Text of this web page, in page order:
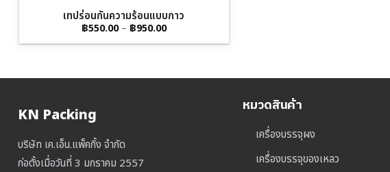
เทปร่อนกันความร้อนแบบกาว
฿550.00 – ฿950.00Price
฿550.00
KN Packing
บริษัท เค.เอ็น.แพ็คกิ้ง จำกัด
ก่อตั้งเมื่อวันที่ 3 มกราคม 2557
หมวดสินค้า
เครื่องบรรจุผง
เครื่องบรรจุของเหลว